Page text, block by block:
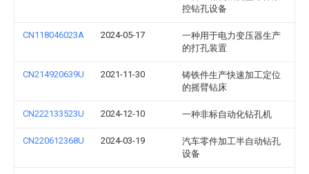
控钻孔设备
CN118046023A 2024-05-17
一种用于电力变压器生产
的打孔装置
CN214920639U 2021-11-30
铸铁件生产快速加工定位
的摇臂钻床
CN222133523U 2024-12-10 一种非标自动化钻孔机
CN220612368U 2024-03-19
汽车零件加工半自动钻孔
设备